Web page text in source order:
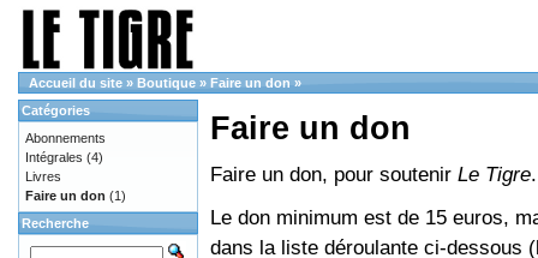
Accueil du site » Boutique » Faire un don »
Faire un don
Faire un don, pour soutenir Le Tigre.
Le don minimum est de 15 euros,
dans la liste déroulante ci-dessous
Catégories
Abonnements
Intégrales (4)
Livres
Faire un don (1)
Recherche